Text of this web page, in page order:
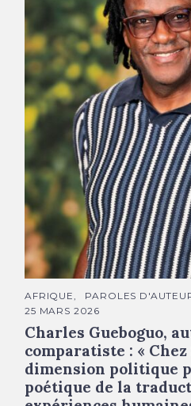
Charles Gueboguo © DR
C
T
É
G
O
R
I
E
S
AFRIQUE PAROLES
25 MARS 2026
Charles Gueboguo,
comparatiste : «
dimension politique
poétique de la